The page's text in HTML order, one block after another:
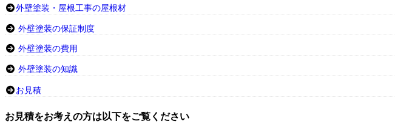
外壁塗装・屋根工事の屋根材
外壁塗装の保証制度
外壁塗装の費用
外壁塗装の知識
お見積
お見積をお考えの方は以下をご覧ください